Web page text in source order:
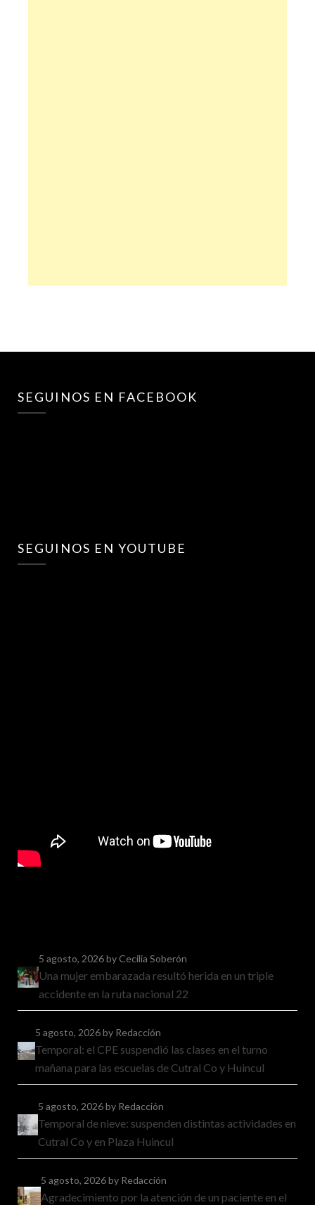
SEGUINOS EN FACEBOOK
SEGUINOS EN YOUTUBE
5 agosto, 2026by Cecilia Soberón
Una mujer embarazada resultó herida en un triple
accidente en la ruta nacional 22
5 agosto, 2026by Redacción
Temporal: el CPE suspendió las clases en el turno
mañana para las escuelas de Cutral Co y Huincul
5 agosto, 2026by Redacción
Temporal de nieve: suspenden distintas actividades en
Cutral Co y en Plaza Huincul
5 agosto, 2026by Redacción
Agradecimiento por la atención de un paciente en el